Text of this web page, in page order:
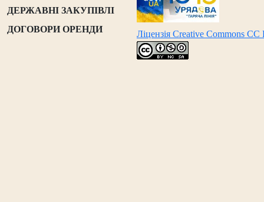
ДЕРЖАВНІ ЗАКУПІВЛІ
ДОГОВОРИ ОРЕНДИ
Ліцензія Creative Commons